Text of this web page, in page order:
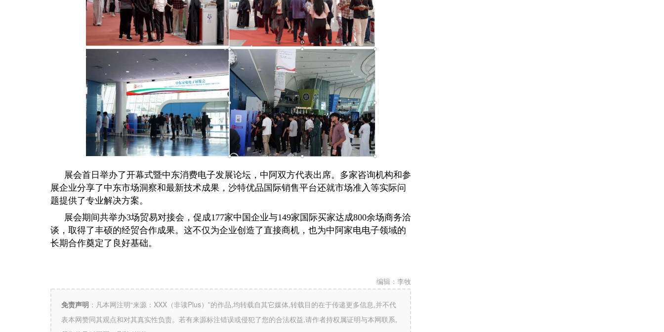
展会首日举办了开幕式暨中东消费电子发展论坛，中阿双方代表出席。多家咨询机构和参
展企业分享了中东市场洞察和最新技术成果，沙特优品国际销售平台还就市场准入等实际问
题提供了专业解决方案。
展会期间共举办3场贸易对接会，促成177家中国企业与149家国际买家达成800余场商务洽
谈，取得了丰硕的经贸合作成果。这不仅为企业创造了直接商机，也为中阿家电电子领域的
长期合作奠定了良好基础。
编辑： 李牧
免责声明 ： 凡本网注明“来源：XXX（非读Plus）”的作品,均转载自其它媒体,转载目的在于传递更多信息,并不代
表本网赞同其观点和对其真实性负责。若有来源标注错误或侵犯了您的合法权益,请作者持权属证明与本网联系,